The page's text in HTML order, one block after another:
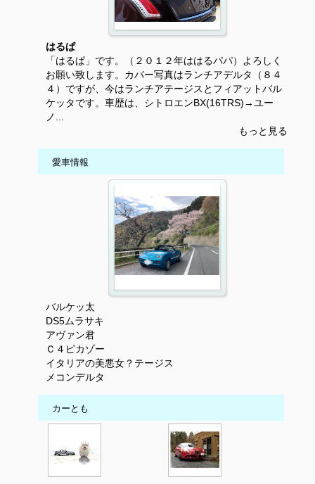
はるぱ
「はるぱ」です。（２０１２年ははるパパ）よろしく
お願い致します。カバー写真はランチアデルタ（８４
４）ですが、今はランチアテージスとフィアットバル
ケッタです。車歴は、シトロエンBX(16TRS)→ユー
ノ...
もっと見る
愛車情報
バルケッ太
DS5ムラサキ
アヴァン君
Ｃ４ピカゾー
イタリアの美悪女？テージス
メコンデルタ
カーとも